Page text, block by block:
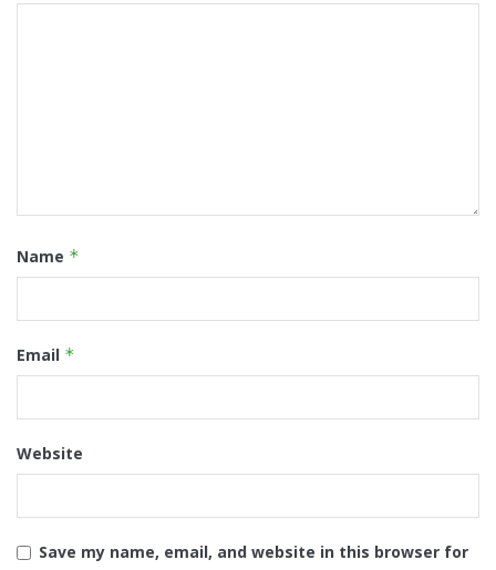
Name *
Email *
Website
Save my name, email, and website in this browser for